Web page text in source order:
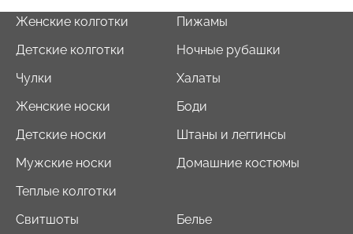
Женские колготки
Детские колготки
Чулки
Женские носки
Детские носки
Мужские носки
Теплые колготки
Пижамы
Ночные рубашки
Халаты
Боди
Штаны и леггинсы
Домашние костюмы
Свитшоты Белье
(белый) Giulia
279 грн.399 грн.
SHAPEWEAR nude
(бежевый) Giulia
489 грн.699 грн.